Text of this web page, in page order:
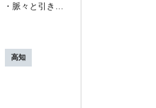
脈々と引き継
高知